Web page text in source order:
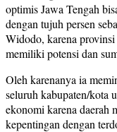
optimis Jawa Tengah
dengan tujuh persen
Widodo, karena
memiliki potensi dan
Oleh karenanya ia
seluruh kabupaten/kota
ekonomi karena daerah
kepentingan dengan